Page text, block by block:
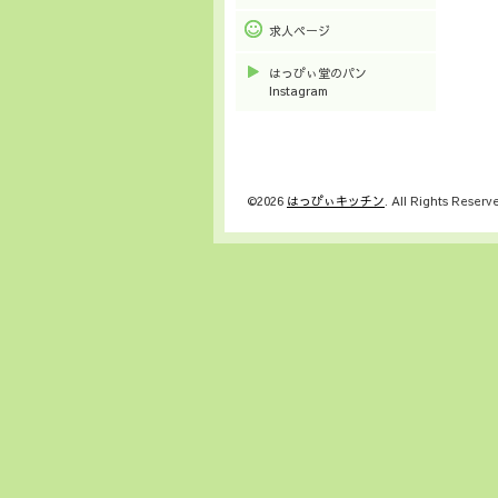
求人ページ
はっぴぃ堂のパン
Instagram
©2026 はっぴぃキッチン. All Rights